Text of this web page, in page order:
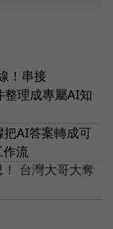
！串接
理成專屬AI知
AI答案轉成可
作流
！ 台灣大哥大奪